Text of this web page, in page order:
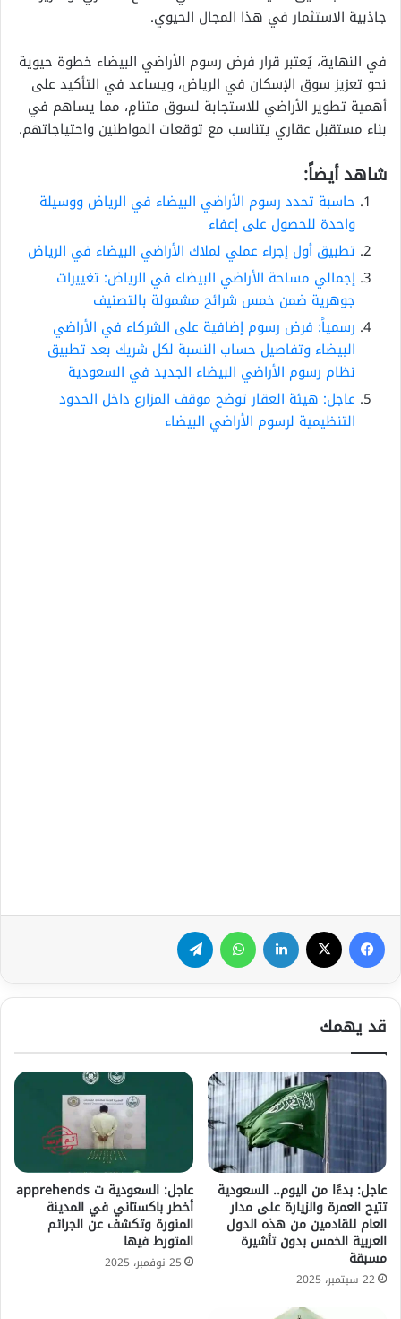
جاذبية الاستثمار في هذا المجال الحيوي.
في النهاية، يُعتبر قرار فرض رسوم الأراضي البيضاء خطوة حيوية
نحو تعزيز سوق الإسكان في الرياض، ويساعد في التأكيد على
أهمية تطوير الأراضي للاستجابة لسوق متنامٍ، مما يساهم في
بناء مستقبل عقاري يتناسب مع توقعات المواطنين واحتياجاتهم.
شاهد أيضاً:
حاسبة تحدد رسوم الأراضي البيضاء في الرياض ووسيلة
واحدة للحصول على إعفاء
تطبيق أول إجراء عملي لملاك الأراضي البيضاء في الرياض
إجمالي مساحة الأراضي البيضاء في الرياض: تغييرات
جوهرية ضمن خمس شرائح مشمولة بالتصنيف
رسمياً: فرض رسوم إضافية على الشركاء في الأراضي
البيضاء وتفاصيل حساب النسبة لكل شريك بعد تطبيق
نظام رسوم الأراضي البيضاء الجديد في السعودية
عاجل: هيئة العقار توضح موقف المزارع داخل الحدود
التنظيمية لرسوم الأراضي البيضاء
فيسبوك لينكدإن واتساب
قد يهمك
عاجل: بدءًا من اليوم.. السعودية
تتيح العمرة والزيارة على مدار
العام للقادمين من هذه الدول
العربية الخمس بدون تأشيرة
مسبقة
22 سبتمبر، 2025
عاجل: السعودية ت apprehends
أخطر باكستاني في المدينة
المنورة وتكشف عن الجرائم
المتورط فيها
25 نوفمبر، 2025